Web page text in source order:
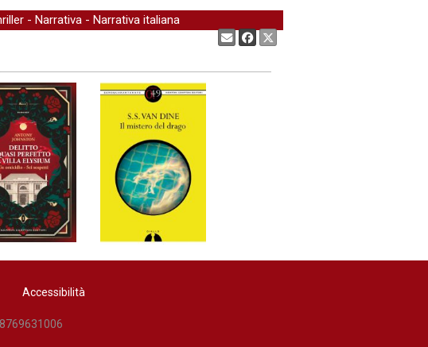
- Narrativa - Narrativa italiana
Accessibilità